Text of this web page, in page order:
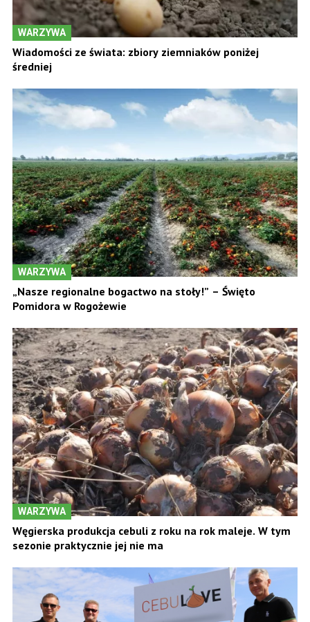
WARZYWA
Wiadomości ze świata: zbiory ziemniaków poniżej
średniej
WARZYWA
„Nasze regionalne bogactwo na stoły!” – Święto
Pomidora w Rogożewie
WARZYWA
Węgierska produkcja cebuli z roku na rok maleje. W tym
sezonie praktycznie jej nie ma